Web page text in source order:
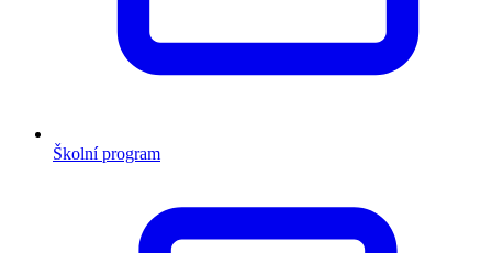
Školní program